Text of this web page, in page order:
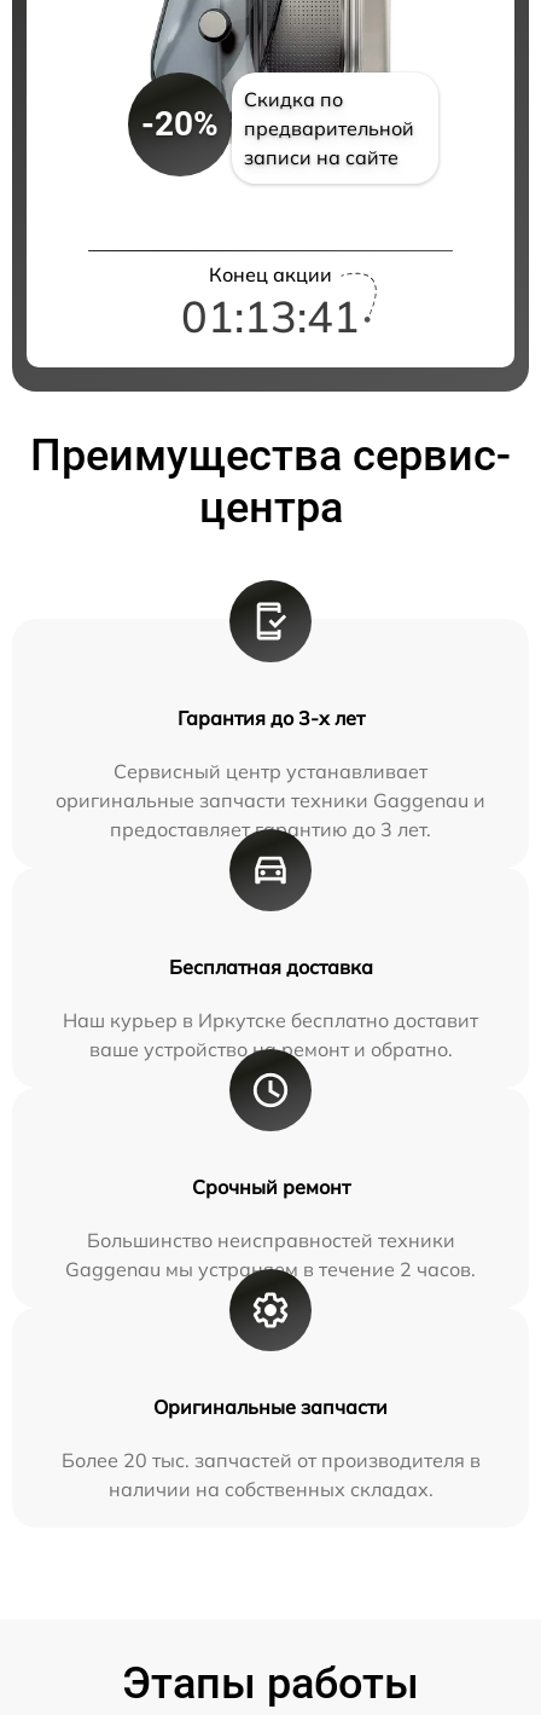
-20%
Скидка по
предварительной
записи на сайте
Конец акции
01:13:41
Преимущества сервис-
центра
Гарантия до 3-х лет
Сервисный центр устанавливает
оригинальные запчасти техники Gaggenau и
предоставляет гарантию до 3 лет.
Бесплатная доставка
Наш курьер в Иркутске бесплатно доставит
ваше устройство на ремонт и обратно.
Срочный ремонт
Большинство неисправностей техники
Gaggenau мы устраняем в течение 2 часов.
Оригинальные запчасти
Более 20 тыс. запчастей от производителя в
наличии на собственных складах.
Этапы работы